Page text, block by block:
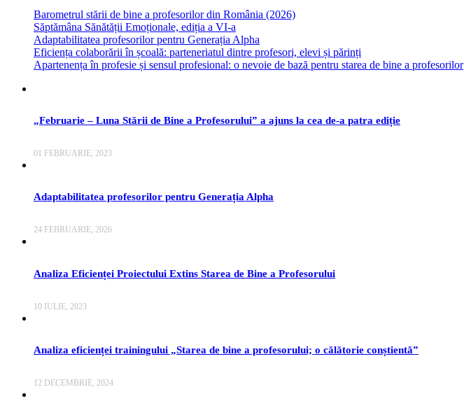
Barometrul stării de bine a profesorilor din România (2026)
Săptămâna Sănătății Emoționale, ediția a VI-a
Adaptabilitatea profesorilor pentru Generația Alpha
Eficiența colaborării în școală: parteneriatul dintre profesori, elevi și părinți
Apartenența în profesie și sensul profesional: o nevoie de bază pentru starea de bine a profesorilor
„Februarie – Luna Stării de Bine a Profesorului” a ajuns la cea de-a patra ediție
01 FEBRUARIE, 2023
Adaptabilitatea profesorilor pentru Generația Alpha
24 FEBRUARIE, 2026
Analiza Eficienței Proiectului Extins Starea de Bine a Profesorului
10 IULIE, 2023
Analiza eficienței trainingului „Starea de bine a profesorului; o călătorie conștientă”
12 DECEMBRIE, 2024